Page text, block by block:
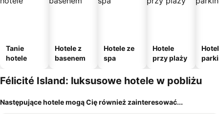
Tanie
hotele
Hotele z
basenem
Hotele ze
spa
Hotele
przy plaży
Félicité Island: luksusowe hotele w pobliżu
Następujące hotele mogą Cię również zainteresować...